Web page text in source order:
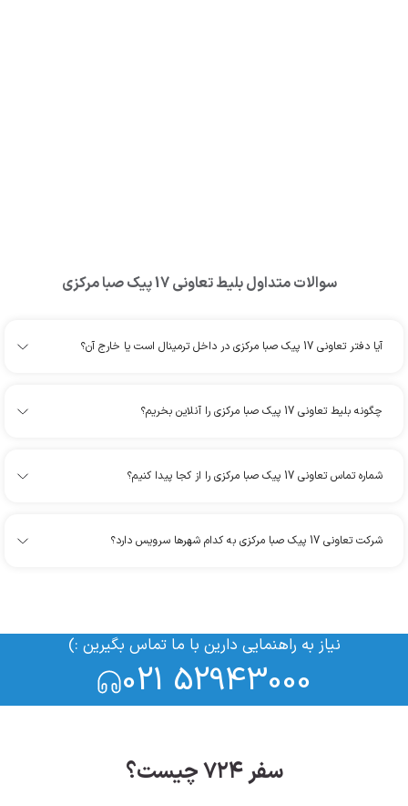
سوالات متداول بلیطتعاونی 17 پیک صبا مرکزی
آیا دفتر تعاونی 17 پیک صبا مرکزی در داخل ترمینال است یا خارج آن؟
چگونه بلیط تعاونی 17 پیک صبا مرکزی را آنلاین بخریم؟
شماره تماس تعاونی 17 پیک صبا مرکزی را از کجا پیدا کنیم؟
شرکت تعاونی 17 پیک صبا مرکزی به کدام شهرها سرویس دارد؟
نیاز به راهنمایی دارین با ما تماس بگیرین :)
021 52943000
سفر ۷۲۴ چیست؟